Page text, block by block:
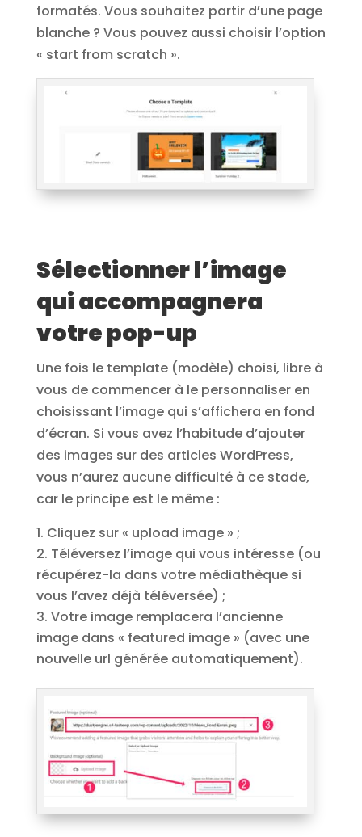
formatés. Vous souhaitez partir d’une page
blanche ? Vous pouvez aussi choisir l’option
« start from scratch ».
Sélectionner l’image
qui accompagnera
votre pop-up
Une fois le template (modèle) choisi, libre à
vous de commencer à le personnaliser en
choisissant l’image qui s’affichera en fond
d’écran. Si vous avez l’habitude d’ajouter
des images sur des articles WordPress,
vous n’aurez aucune difficulté à ce stade,
car le principe est le même :
Cliquez sur « upload image » ;
Téléversez l’image qui vous intéresse (ou
récupérez-la dans votre médiathèque si
vous l’avez déjà téléversée) ;
Votre image remplacera l’ancienne
image dans « featured image » (avec une
nouvelle url générée automatiquement).